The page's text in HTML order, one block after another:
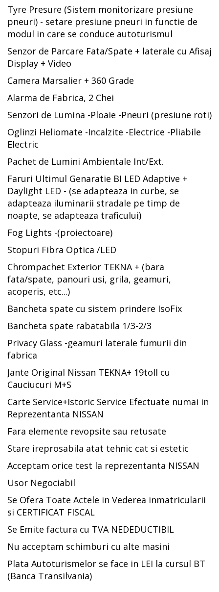
Tyre Presure (Sistem monitorizare presiune
pneuri) - setare presiune pneuri in functie de
modul in care se conduce autoturismul
Senzor de Parcare Fata/Spate + laterale cu Afisaj
Display + Video
Camera Marsalier + 360 Grade
Alarma de Fabrica, 2 Chei
Senzori de Lumina -Ploaie -Pneuri (presiune roti)
Oglinzi Heliomate -Incalzite -Electrice -Pliabile
Electric
Pachet de Lumini Ambientale Int/Ext.
Faruri Ultimul Genaratie BI LED Adaptive +
Daylight LED - (se adapteaza in curbe, se
adapteaza iluminarii stradale pe timp de
noapte, se adapteaza traficului)
Fog Lights -(proiectoare)
Stopuri Fibra Optica /LED
Chrompachet Exterior TEKNA + (bara
fata/spate, panouri usi, grila, geamuri,
acoperis, etc...)
Bancheta spate cu sistem prindere IsoFix
Bancheta spate rabatabila 1/3-2/3
Privacy Glass -geamuri laterale fumurii din
fabrica
Jante Original Nissan TEKNA+ 19toll cu
Cauciucuri M+S
Carte Service+Istoric Service Efectuate numai in
Reprezentanta NISSAN
Fara elemente revopsite sau retusate
Stare ireprosabila atat tehnic cat si estetic
Acceptam orice test la reprezentanta NISSAN
Usor Negociabil
Se Ofera Toate Actele in Vederea inmatricularii
si CERTIFICAT FISCAL
Se Emite factura cu TVA NEDEDUCTIBIL
Nu acceptam schimburi cu alte masini
Plata Autoturismelor se face in LEI la cursul BT
(Banca Transilvania)